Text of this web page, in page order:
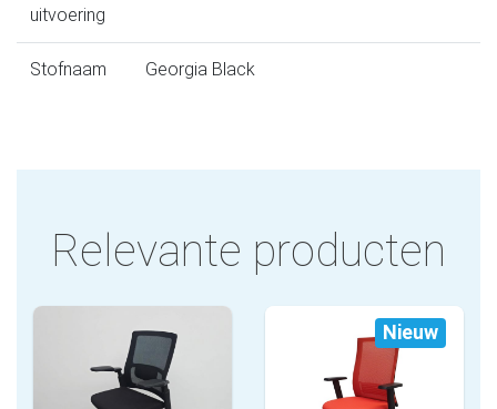
uitvoering
Stofnaam Georgia Black
Relevante producten
Nieuw